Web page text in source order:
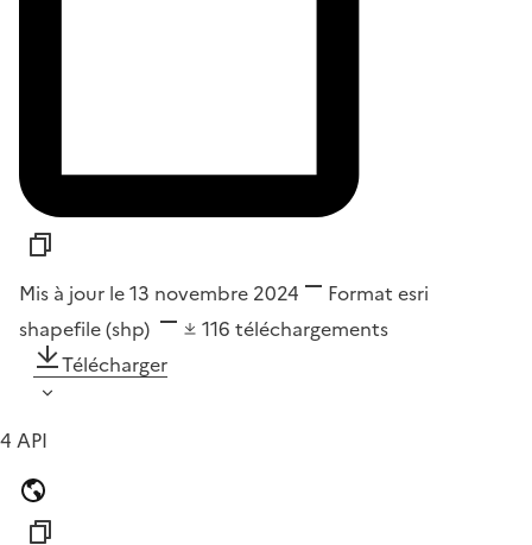
Mis à jour le 13 novembre 2024 Format esri
shapefile (shp)
116 téléchargements
Télécharger
4 API